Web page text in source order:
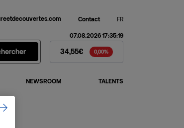
Contact FR
Action Fnac Darty - Cours de
07.08.2026 17:35:19
34,55€ 0,00%
NEWSROOM TALENTS